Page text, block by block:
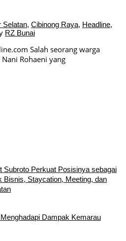
Selatan, Cibinong Raya, Headline,
RZ Bunai
Salah seorang warga
Rohaeni yang
Subroto Perkuat Posisinya sebagai
Bisnis, Staycation, Meeting, dan
Dampak Kemarau